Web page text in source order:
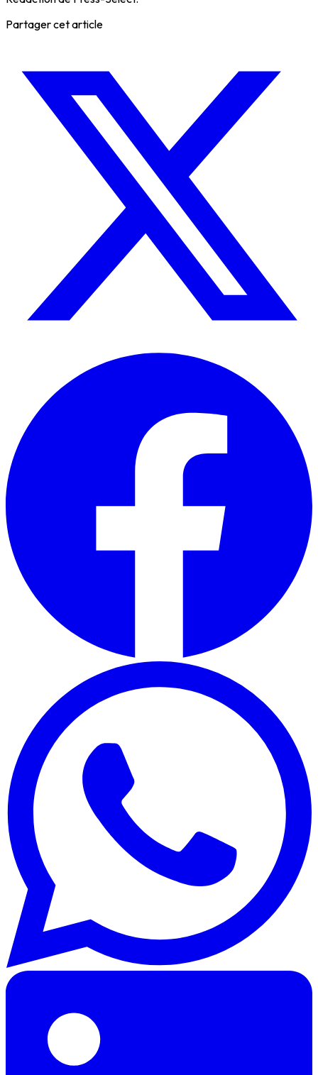
Partager cet article